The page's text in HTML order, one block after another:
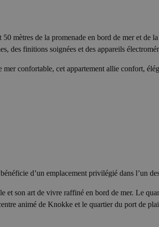
mètres de la promenade en bord de mer et de
des finitions soignées et des appareils
confortable, cet appartement allie confort,
d’un emplacement privilégié dans l’un
et son art de vivre raffiné en bord de mer. Le
animé de Knokke et le quartier du port de